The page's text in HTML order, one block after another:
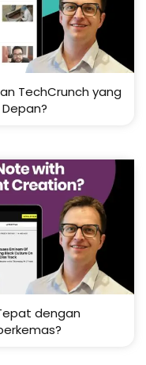
TechCrunch yang
dengan